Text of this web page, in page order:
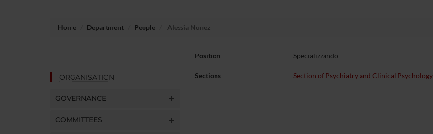
Home Department People Alessia Nunez
ORGANISATION
GOVERNANCE
COMMITTEES
Position Specializzando
Sections Section of Psychiatry and Clinical Psychology